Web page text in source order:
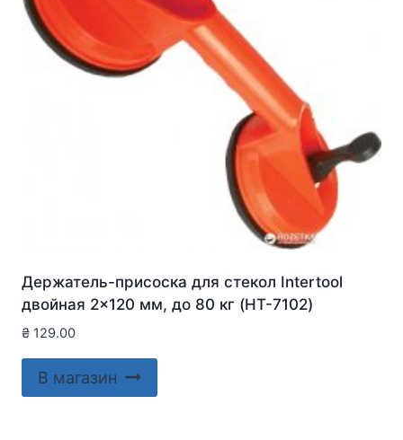
Держатель-присоска для стекол Intertool
двойная 2×120 мм, до 80 кг (HT-7102)
₴ 129.00
В магазин